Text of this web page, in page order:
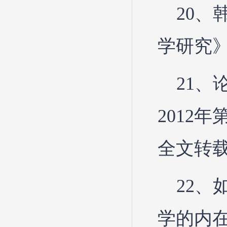
20、
学研究
21、
2012年
全文转
22、
学的内